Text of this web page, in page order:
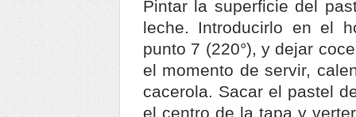
Pintar la superficie del
leche. Introducirlo en el
punto 7 (220°), y dejar
el momento de servir,
cacerola. Sacar el pastel
el centro de la tapa y